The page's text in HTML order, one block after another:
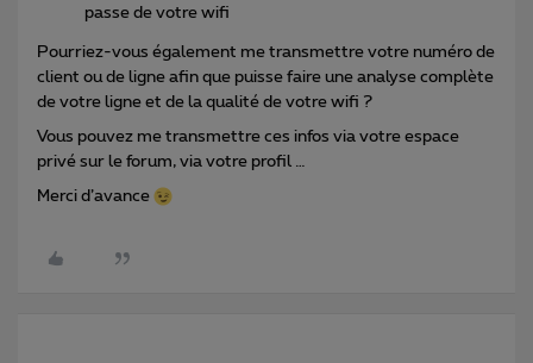
passe de votre wifi
Pourriez-vous également me transmettre votre numéro de
client ou de ligne afin que puisse faire une analyse complète
de votre ligne et de la qualité de votre wifi ?
Vous pouvez me transmettre ces infos via votre espace
privé sur le forum, via votre profil …
Merci d’avance